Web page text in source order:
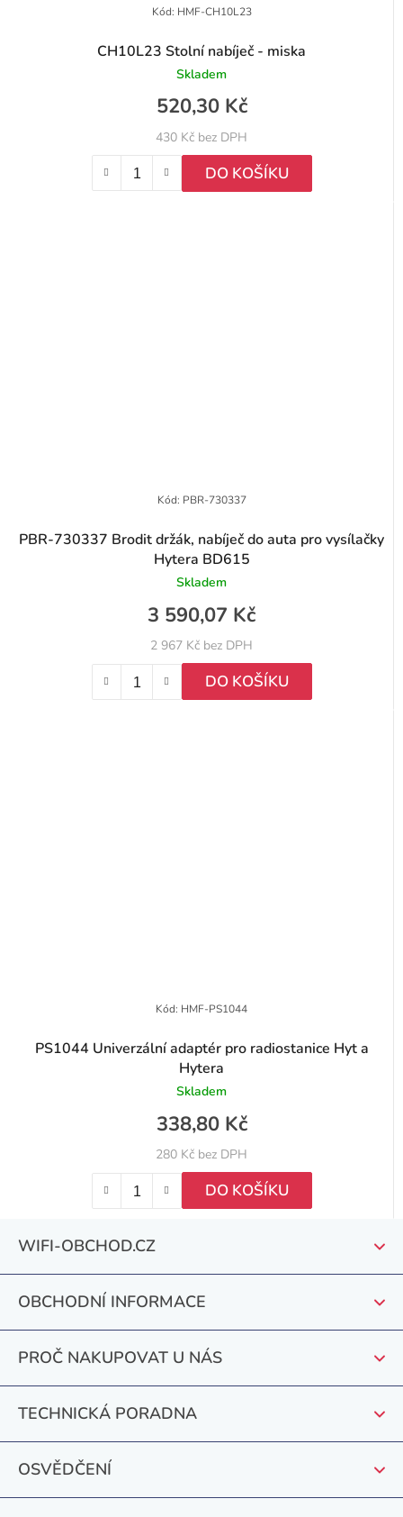
CH10L23 Stolní nabíječ - miska
Skladem
430 Kč bez DPH
520,30 Kč
DO KOŠÍKU
Kód: HMF-CH10L23
PBR-730337 Brodit držák, nabíječ do auta pro vysílačky
Hytera BD615
Skladem
2 967 Kč bez DPH
3 590,07 Kč
DO KOŠÍKU
Kód: PBR-730337
PS1044 Univerzální adaptér pro radiostanice Hyt a
Hytera
Skladem
280 Kč bez DPH
338,80 Kč
DO KOŠÍKU
Kód: HMF-PS1044
WIFI-OBCHOD.CZ
OBCHODNÍ INFORMACE
PROČ NAKUPOVAT U NÁS
TECHNICKÁ PORADNA
OSVĚDČENÍ